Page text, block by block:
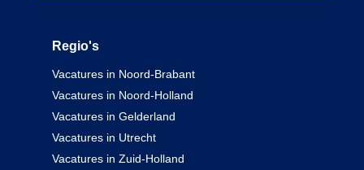
Regio's
Vacatures in Noord-Brabant
Vacatures in Noord-Holland
Vacatures in Gelderland
Vacatures in Utrecht
Vacatures in Zuid-Holland